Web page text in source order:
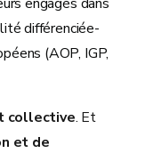
différenciée-
(AOP, IGP,
collective. Et
et de